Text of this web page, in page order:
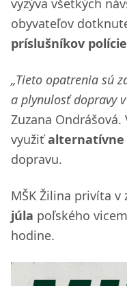
vyzýva všetkých
obyvateľov
príslušníkov
„Tieto opatrenia sú
a plynulosť dopravy
Zuzana
využiťalternatívne
dopravu.
MŠK Žilina privíta v
júla poľského
hodine.